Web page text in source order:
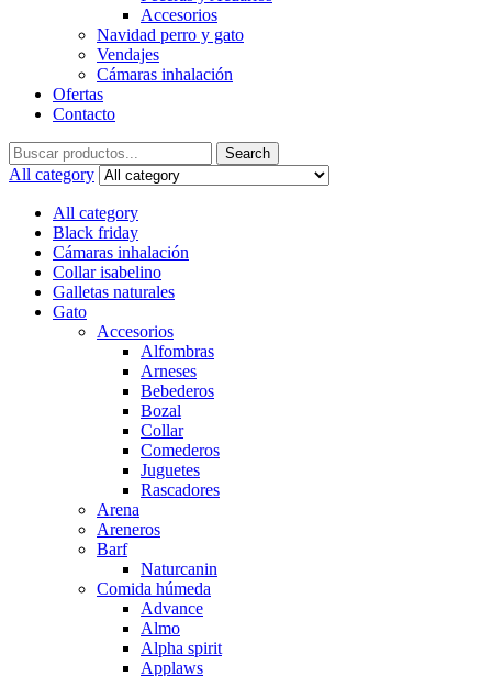
Accesorios
Navidad perro y gato
Vendajes
Cámaras inhalación
Ofertas
Contacto
Search
for:
Search
All category
All category
Black friday
Cámaras inhalación
Collar isabelino
Galletas naturales
Gato
Accesorios
Alfombras
Arneses
Bebederos
Bozal
Collar
Comederos
Juguetes
Rascadores
Arena
Areneros
Barf
Naturcanin
Comida húmeda
Advance
Almo
Alpha spirit
Applaws